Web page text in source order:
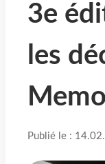
3e
les
Publié le :